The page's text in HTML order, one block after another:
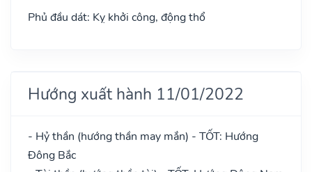
Phủ đầu dát: Kỵ khởi công, động thổ
Hướng xuất hành 11/01/2022
- Hỷ thần (hướng thần may mắn) - TỐT: Hướng
Đông Bắc